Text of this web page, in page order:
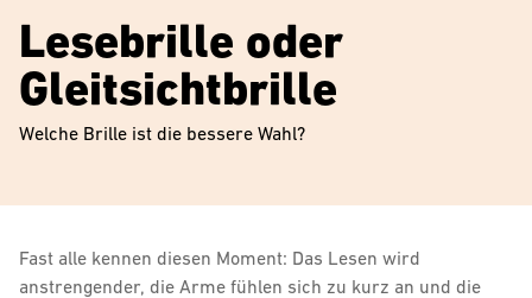
Lesebrille oder
Gleitsichtbrille
Welche Brille ist die bessere Wahl?
Fast alle kennen diesen Moment: Das Lesen wird
anstrengender, die Arme fühlen sich zu kurz an und die